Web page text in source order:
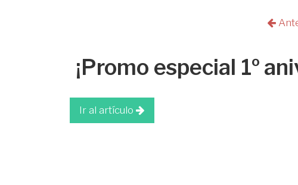
¡Promo especial 1º
Ir al artículo